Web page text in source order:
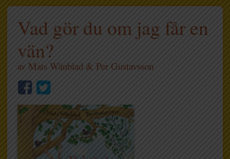
Vad gör du om jag får en
vän?
avMats Wänblad & Per Gustavsson